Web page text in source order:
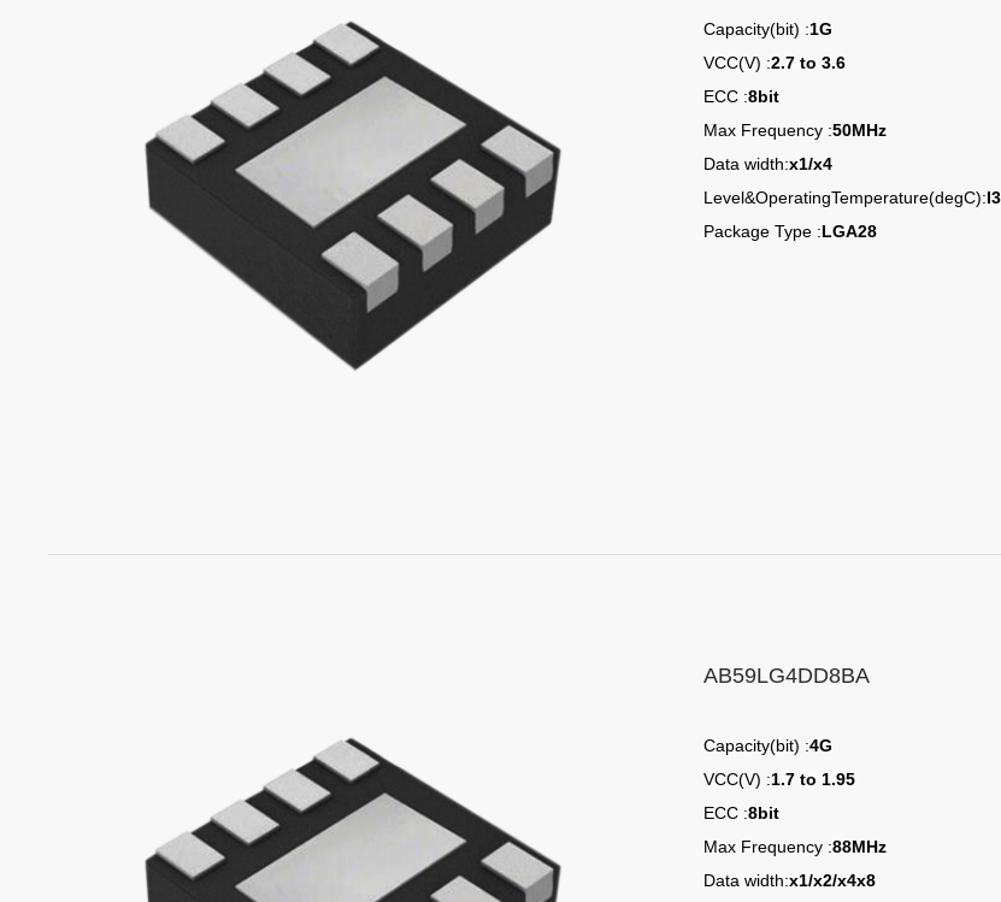
Capacity(bit) :1G
VCC(V) :2.7 to 3.6
ECC :8bit
Max Frequency :50MHz
Data width:x1/x4
Level&OperatingTemperature(degC):
Package Type :LGA28
AB59LG4DD8BA
Capacity(bit) :4G
VCC(V) :1.7 to 1.95
ECC :8bit
Max Frequency :88MHz
Data width:x1/x2/x4x8